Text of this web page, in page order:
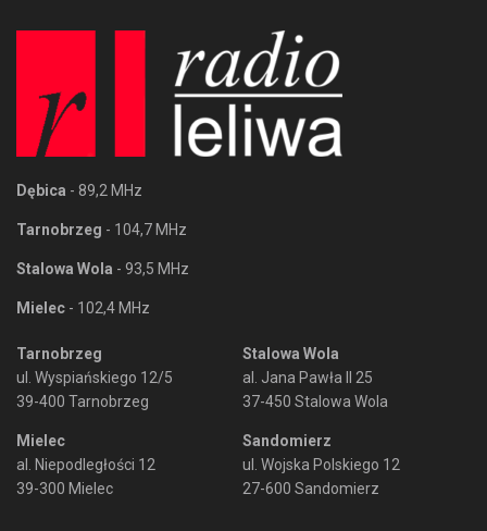
Dębica - 89,2 MHz
Tarnobrzeg - 104,7 MHz
Stalowa Wola - 93,5 MHz
Mielec - 102,4 MHz
Tarnobrzeg
ul. Wyspiańskiego 12/5
39-400 Tarnobrzeg
Mielec
al. Niepodległości 12
39-300 Mielec
Stalowa Wola
al. Jana Pawła II 25
37-450 Stalowa Wola
Sandomierz
ul. Wojska Polskiego 12
27-600 Sandomierz